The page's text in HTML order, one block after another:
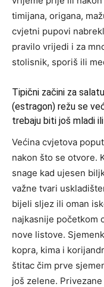
timijana, origana,
cvjetni pupovi
pravilo vrijedi i za
stolisnik, sporiš ili
Tipični začini za
(estragon) režu se
trebaju biti još mladi
Većina cvjetova
nakon što se otvore.
snage kad ujesen
važne tvari
bijeli sljez ili oman
najkasnije početkom
nove listove.
kopra, kima i
štitac čim prve
još zelene.